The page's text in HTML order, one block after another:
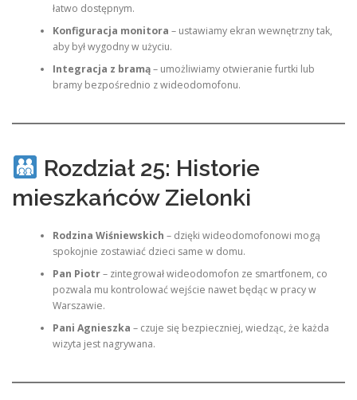
łatwo dostępnym.
Konfiguracja monitora – ustawiamy ekran wewnętrzny tak,
aby był wygodny w użyciu.
Integracja z bramą– umożliwiamy otwieranie furtki lub
bramy bezpośrednio z wideodomofonu.
Rozdział 25: Historie
mieszkańców Zielonki
Rodzina Wiśniewskich – dzięki wideodomofonowi mogą
spokojnie zostawiać dzieci same w domu.
Pan Piotr– zintegrował wideodomofon ze smartfonem, co
pozwala mu kontrolować wejście nawet będąc w pracy w
Warszawie.
Pani Agnieszka – czuje się bezpieczniej, wiedząc, że każda
wizyta jest nagrywana.